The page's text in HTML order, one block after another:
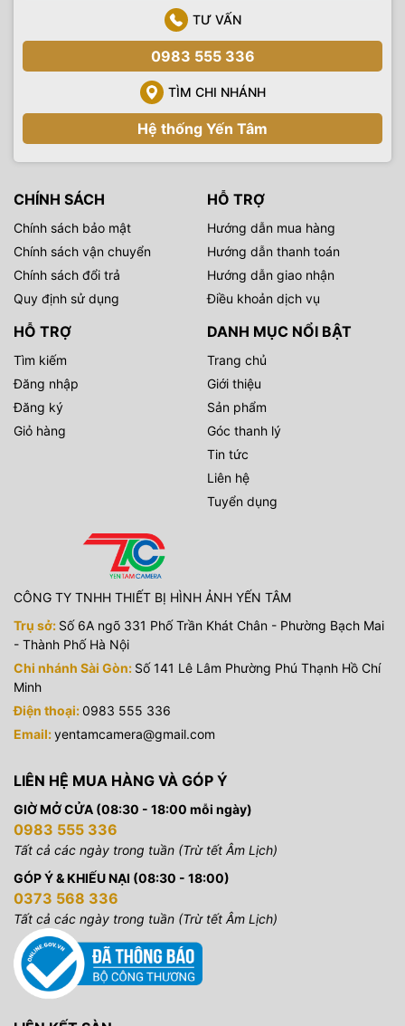
TƯ VẤN
0983 555 336
TÌM CHI NHÁNH
Hệ thống Yến Tâm
CHÍNH SÁCH
Chính sách bảo mật
Chính sách vận chuyển
Chính sách đổi trả
Quy định sử dụng
HỖ TRỢ
Hướng dẫn mua hàng
Hướng dẫn thanh toán
Hướng dẫn giao nhận
Điều khoản dịch vụ
HỖ TRỢ
Tìm kiếm
Đăng nhập
Đăng ký
Giỏ hàng
DANH MỤC NỔI BẬT
Trang chủ
Giới thiệu
Sản phẩm
Góc thanh lý
Tin tức
Liên hệ
Tuyển dụng
CÔNG TY TNHH THIẾT BỊ HÌNH ẢNH YẾN TÂM
Trụ sở: Số 6A ngõ 331 Phố Trần Khát Chân - Phường Bạch Mai
- Thành Phố Hà Nội
Chi nhánh Sài Gòn: Số 141 Lê Lâm Phường Phú Thạnh Hồ Chí
Minh
Điện thoại:0983 555 336
Email:yentamcamera@gmail.com
LIÊN HỆ MUA HÀNG VÀ GÓP Ý
GIỜ MỞ CỬA (08:30 - 18:00 mỗi ngày)
0983 555 336
Tất cả các ngày trong tuần (Trừ tết Âm Lịch)
GÓP Ý & KHIẾU NẠI (08:30 - 18:00)
0373 568 336
Tất cả các ngày trong tuần (Trừ tết Âm Lịch)